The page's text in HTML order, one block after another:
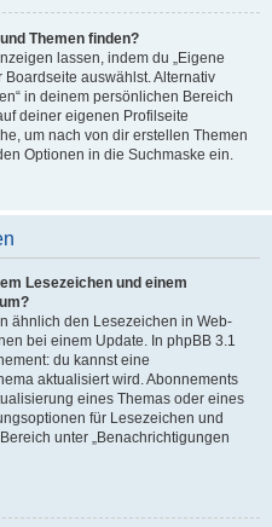
Themen finden?
lassen, indem du „Eigene
Boardseite auswählst. Alternativ
in deinem persönlichen Bereich
deiner eigenen Profilseite
um nach von dir erstellen Themen
Optionen in die Suchmaske ein.
Lesezeichen und einem
ähnlich den Lesezeichen in Web-
bei einem Update. In phpBB 3.1
du kannst eine
aktualisiert wird. Abonnements
eines Themas oder eines
für Lesezeichen und
unter „Benachrichtigungen